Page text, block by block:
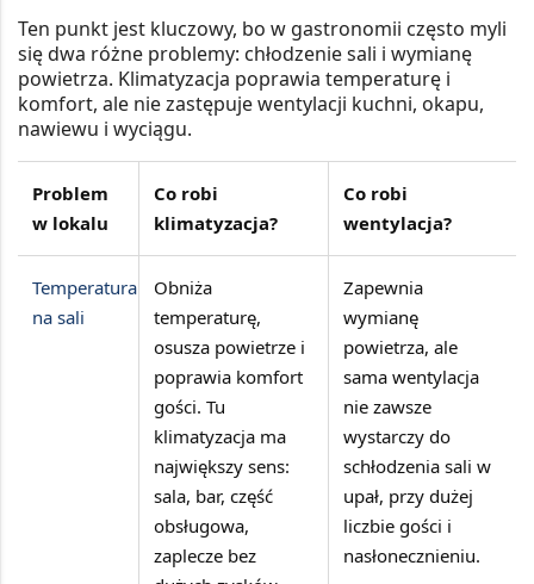
Ten punkt jest kluczowy, bo w gastronomii często myli
się dwa różne problemy: chłodzenie sali i wymianę
powietrza. Klimatyzacja poprawia temperaturę i
komfort, ale nie zastępuje wentylacji kuchni, okapu,
nawiewu i wyciągu.
Problem
w lokalu
Co robi
klimatyzacja?
Co robi
wentylacja?
Temperatura
na sali
Obniża
temperaturę,
osusza powietrze i
poprawia komfort
gości. Tu
klimatyzacja ma
największy sens:
sala, bar, część
obsługowa,
zaplecze bez
Zapewnia
wymianę
powietrza, ale
sama wentylacja
nie zawsze
wystarczy do
schłodzenia sali w
upał, przy dużej
liczbie gości i
nasłonecznieniu.